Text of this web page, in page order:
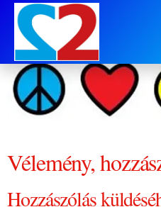
0720 este
Vélemény,
Hozzászólás